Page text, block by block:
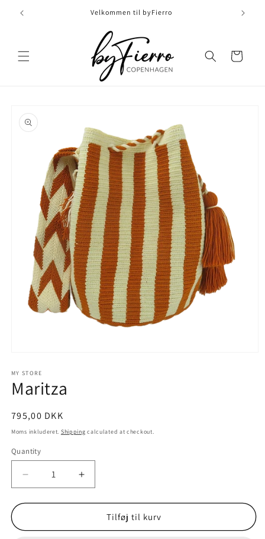
Skip to
content
Velkommen til byFierro
Indkøbskurv
product
information
1
in
modal
MY STORE
Maritza
795,00 DKK
Moms inkluderet. Shipping calculated at checkout.
Quantity
Decrease
quantity
for
Increase
quantity
for
MaritzaTilføj til kurv